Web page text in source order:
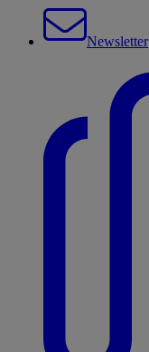
Newsletter